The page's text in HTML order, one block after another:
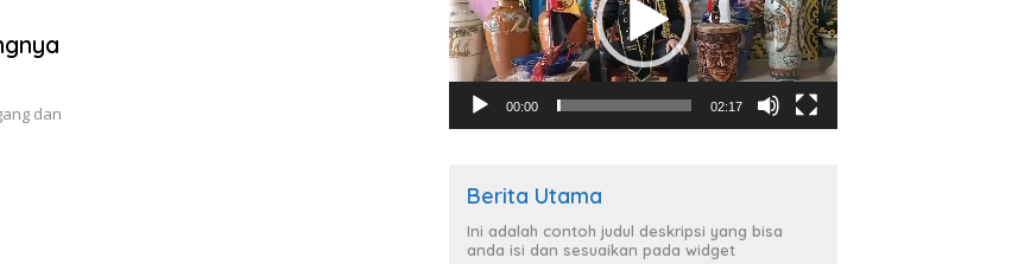
dan
00:00 02:17
Berita Utama
Ini adalah contoh judul deskripsi yang bisa
anda isi dan sesuaikan pada widget